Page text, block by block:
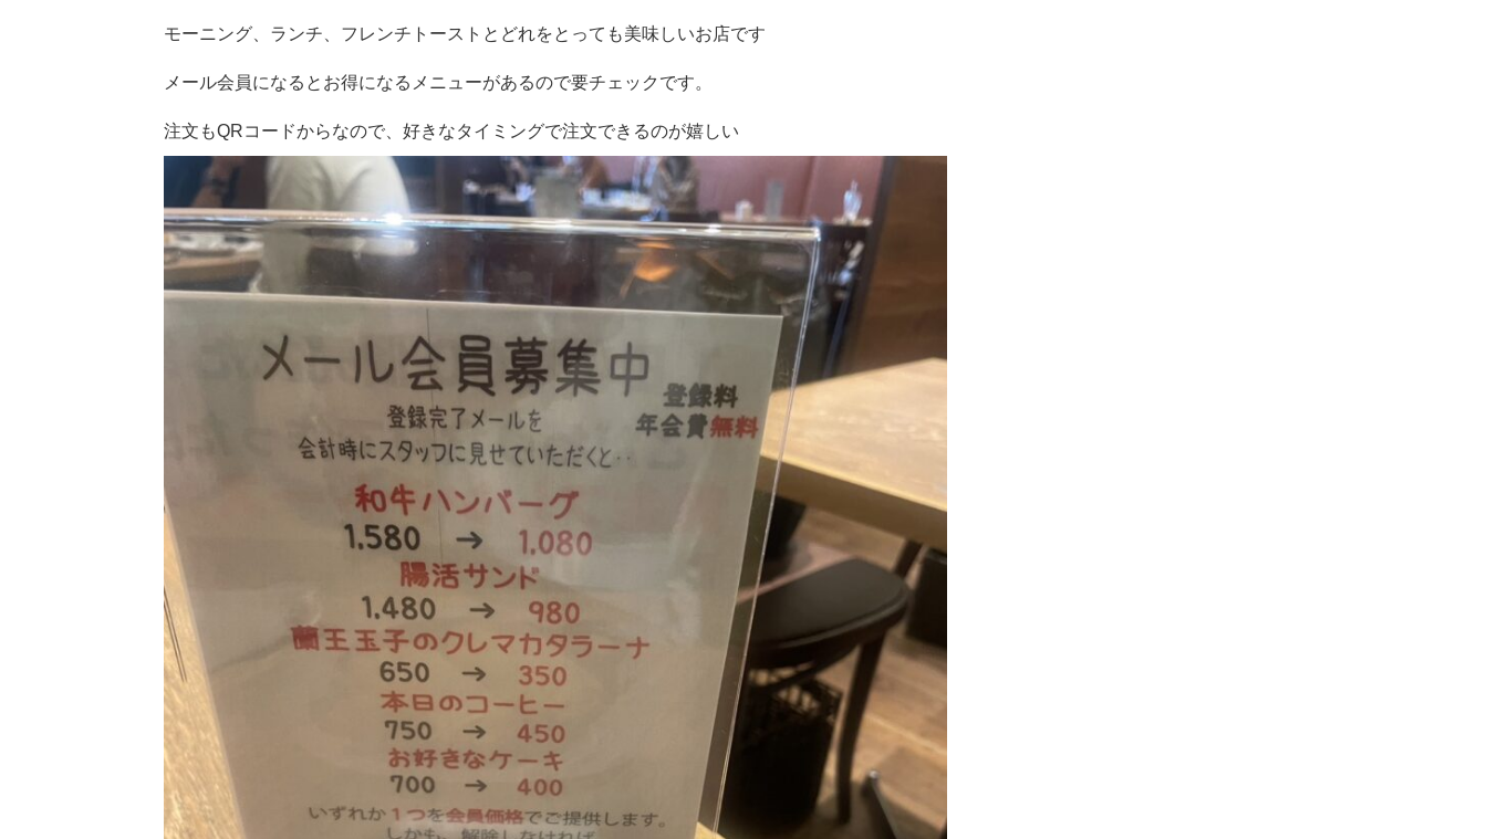
モーニング、ランチ、フレンチトーストとどれをとっても美味しいお店です
メール会員になるとお得になるメニューがあるので要チェックです。
注文もQRコードからなので、好きなタイミングで注文できるのが嬉しい